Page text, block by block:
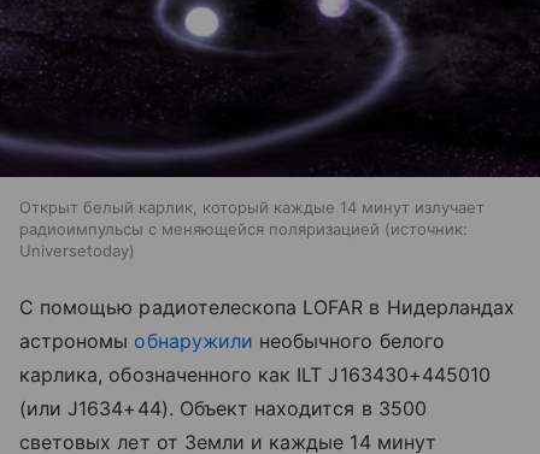
Открыт белый карлик, который каждые 14 минут излучает
радиоимпульсы с меняющейся поляризацией
источник:
Universetoday
С помощью радиотелескопа LOFAR в Нидерландах
астрономы обнаружили необычного белого
карлика, обозначенного как ILT J163430+445010
(или J1634+44). Объект находится в 3500
световых лет от Земли и каждые 14 минут